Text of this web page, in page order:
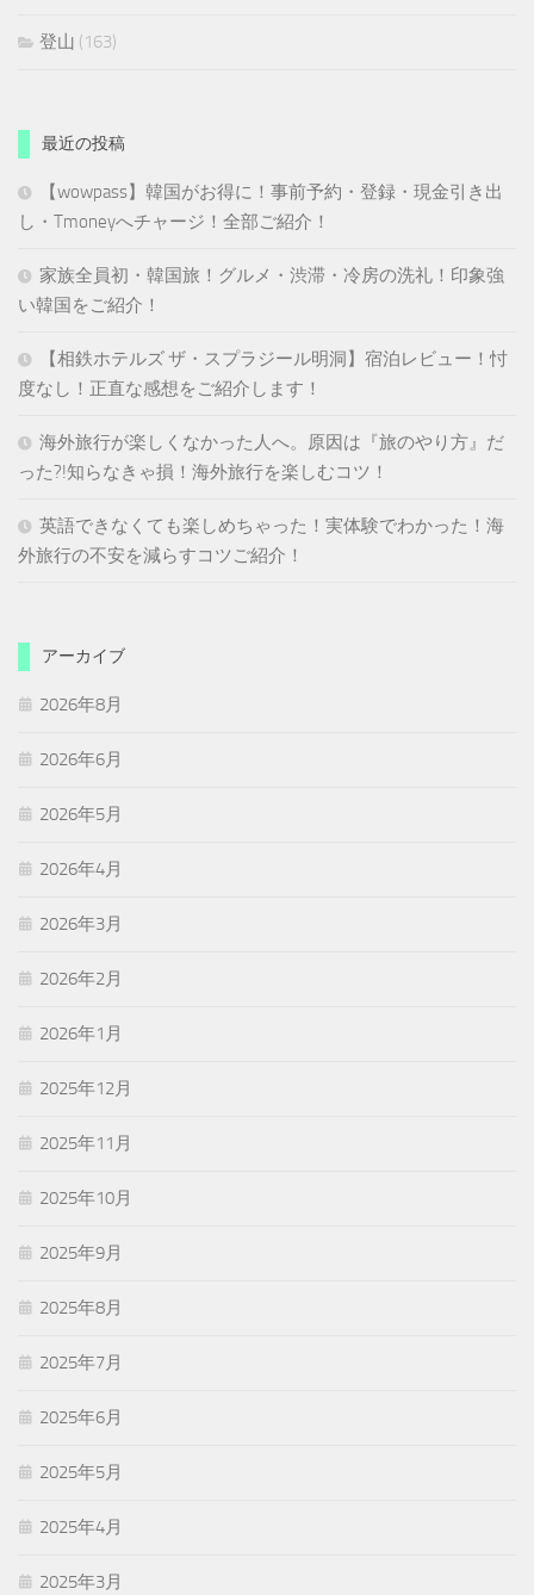
登山 (163)
最近の投稿
【wowpass】韓国がお得に！事前予約・登録・現金引き出
し・Tmoneyへチャージ！全部ご紹介！
家族全員初・韓国旅！グルメ・渋滞・冷房の洗礼！印象強
い韓国をご紹介！
【相鉄ホテルズ ザ・スプラジール明洞】宿泊レビュー！忖
度なし！正直な感想をご紹介します！
海外旅行が楽しくなかった人へ。原因は『旅のやり方』だ
った?!知らなきゃ損！海外旅行を楽しむコツ！
英語できなくても楽しめちゃった！実体験でわかった！海
外旅行の不安を減らすコツご紹介！
アーカイブ
2026年8月
2026年6月
2026年5月
2026年4月
2026年3月
2026年2月
2026年1月
2025年12月
2025年11月
2025年10月
2025年9月
2025年8月
2025年7月
2025年6月
2025年5月
2025年4月
2025年3月